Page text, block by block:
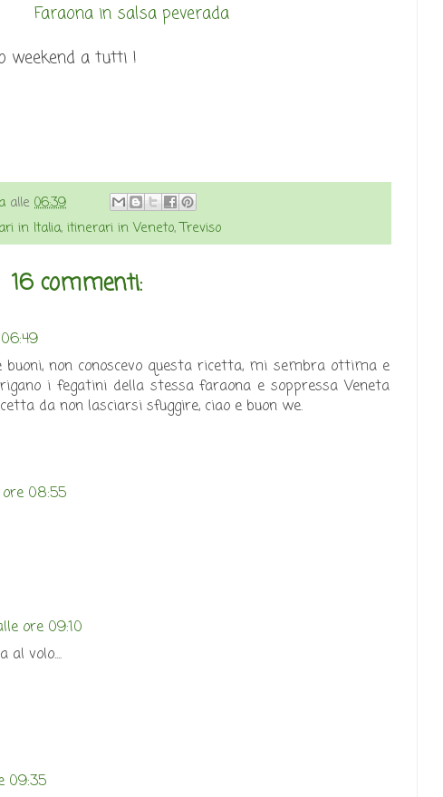
Faraona in salsa peverada
weekend a tutti !
alle06:39
in Italia, itinerari in Veneto,Treviso
16 commenti:
non conoscevo questa ricetta, mi sembra ottima e
i fegatini della stessa faraona e soppressa Veneta
da non lasciarsi sfuggire, ciao e buon we.
08:55
ore 09:10
al volo....
09:35